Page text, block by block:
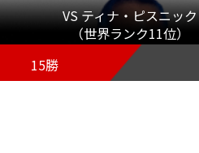
VS ティナ・ピスニック
（世界ランク11位）
15勝